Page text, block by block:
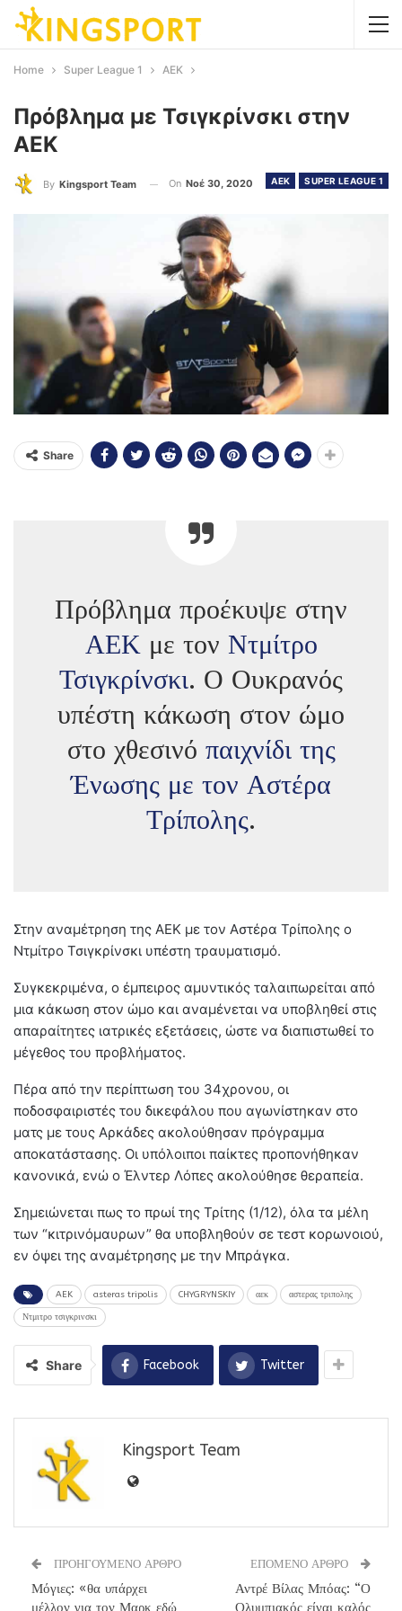
Home Super League 1 AEK
Πρόβλημα με Τσιγκρίνσκι στην
ΑΕΚ
AEK SUPER LEAGUE 1
By Kingsport Team On Νοέ 30, 2020
Share
Πρόβλημα προέκυψε στην
ΑΕΚμε τον Ντμίτρο
Τσιγκρίνσκι. Ο Ουκρανός
υπέστη κάκωση στον ώμο
στο χθεσινό παιχνίδι της
Ένωσης με τον Αστέρα
Τρίπολης.
Στην αναμέτρηση της ΑΕΚ με τον Αστέρα Τρίπολης ο
Ντμίτρο Τσιγκρίνσκι υπέστη τραυματισμό.
Συγκεκριμένα, ο έμπειρος αμυντικός ταλαιπωρείται από
μια κάκωση στον ώμο και αναμένεται να υποβληθεί στις
απαραίτητες ιατρικές εξετάσεις, ώστε να διαπιστωθεί το
μέγεθος του προβλήματος.
Πέρα από την περίπτωση του 34χρονου, οι
ποδοσφαιριστές του δικεφάλου που αγωνίστηκαν στο
ματς με τους Αρκάδες ακολούθησαν πρόγραμμα
αποκατάστασης. Οι υπόλοιποι παίκτες προπονήθηκαν
κανονικά, ενώ ο Έλντερ Λόπες ακολούθησε θεραπεία.
Σημειώνεται πως το πρωί της Τρίτης (1/12), όλα τα μέλη
των “κιτρινόμαυρων” θα υποβληθούν σε τεστ κορωνοιού,
εν όψει της αναμέτρησης με την Μπράγκα.
AEK asteras tripolis CHYGRYNSKIY αεκ αστερας τριπολης
Ντμιτρο τσιγκρινσκι
Share Facebook Twitter
Kingsport Team
ΠΡΟΗΓΟΥΜΕΝΟ ΑΡΘΡΟ
Μόγιες: «θα υπάρχει
μέλλον για τον Μαρκ εδώ
ΕΠΟΜΕΝΟ ΑΡΘΡΟ
Αντρέ Βίλας Μπόας: “Ο
Ολυμπιακός είναι καλός